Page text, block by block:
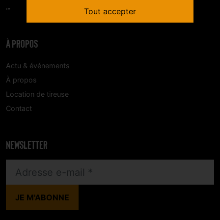
Mon compte
À PROPOS
Actu & événements
À propos
Location de tireuse
Contact
NEWSLETTER
Tout accepter